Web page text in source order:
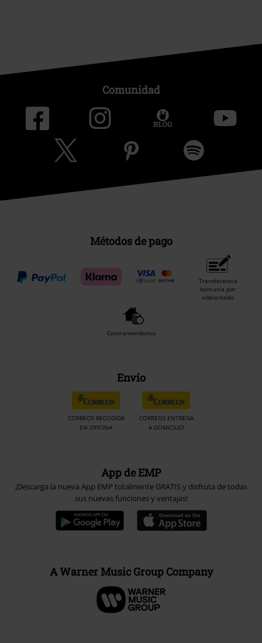
Comunidad
Métodos de pago
Transferencia
bancaria por
adelantado
Contrareembolso
Envío
CORREOS RECOGIDA
EN OFICINA
CORREOS ENTREGA
A DOMICILIO
App de EMP
¡Descarga la nueva App EMP totalmente GRATIS y disfruta de todas
sus nuevas funciones y ventajas!
A Warner Music Group Company